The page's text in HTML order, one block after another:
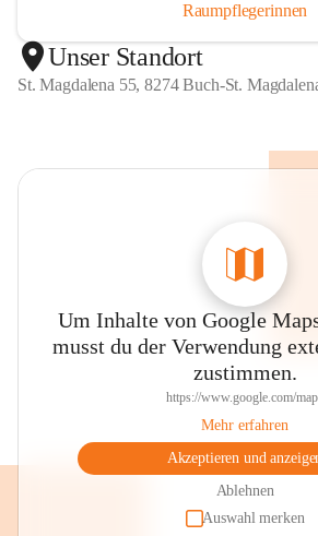
Raumpflegerinnen
Unser Standort
St. Magdalena 55, 8274 Buch-St.
Um Inhalte von Google
musst du der Verwendung
zustimmen.
https://www.google.com/
Mehr erfahren
Akzeptieren und
Ablehnen
Auswahl merken